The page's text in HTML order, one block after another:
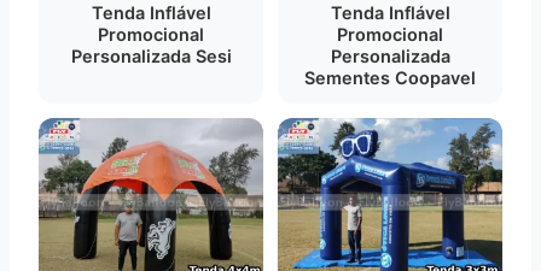
Tenda Inflável
Promocional
Personalizada Sesi
Tenda Inflável
Promocional
Personalizada
Sementes Coopavel